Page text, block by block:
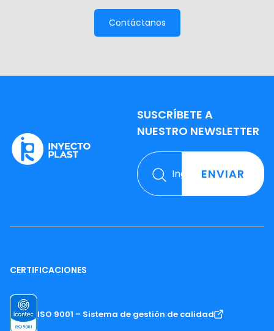
Contáctanos
SUSCRÍBETE A
NUESTRO NEWSLETTER
ENVIAR
CERTIFICACIONES
ISO 9001 – Sistema de gestión de calidad